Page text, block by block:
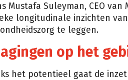
Mustafa Suleyman, CEO
longitudinale inzichten
te leggen.
op het
het potentieel gaat de